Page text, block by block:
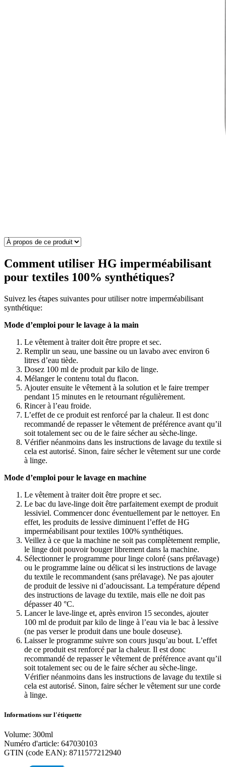
Comment utiliser HG imperméabilisant
pour textiles 100% synthétiques?
Suivez les étapes suivantes pour utiliser notre imperméabilisant
synthétique:
Mode d’emploi pour le lavage à la main
Le vêtement à traiter doit être propre et sec.
Remplir un seau, une bassine ou un lavabo avec environ 6
litres d’eau tiède.
Dosez 100 ml de produit par kilo de linge.
Mélanger le contenu total du flacon.
Ajouter ensuite le vêtement à la solution et le faire tremper
pendant 15 minutes en le retournant régulièrement.
Rincer à l’eau froide.
L’effet de ce produit est renforcé par la chaleur. Il est donc
recommandé de repasser le vêtement de préférence avant qu’il
soit totalement sec ou de le faire sécher au sèche-linge.
Vérifier néanmoins dans les instructions de lavage du textile si
cela est autorisé. Sinon, faire sécher le vêtement sur une corde
à linge.
Mode d’emploi pour le lavage en machine
Le vêtement à traiter doit être propre et sec.
Le bac du lave-linge doit être parfaitement exempt de produit
lessiviel. Commencer donc éventuellement par le nettoyer. En
effet, les produits de lessive diminuent l’effet de HG
imperméabilisant pour textiles 100% synthétiques.
Veillez à ce que la machine ne soit pas complètement remplie,
le linge doit pouvoir bouger librement dans la machine.
Sélectionner le programme pour linge coloré (sans prélavage)
ou le programme laine ou délicat si les instructions de lavage
du textile le recommandent (sans prélavage). Ne pas ajouter
de produit de lessive ni d’adoucissant. La température dépend
des instructions de lavage du textile, mais elle ne doit pas
dépasser 40 °C.
Lancer le lave-linge et, après environ 15 secondes, ajouter
100 ml de produit par kilo de linge à l’eau via le bac à lessive
(ne pas verser le produit dans une boule doseuse).
Laisser le programme suivre son cours jusqu’au bout. L’effet
de ce produit est renforcé par la chaleur. Il est donc
recommandé de repasser le vêtement de préférence avant qu’il
soit totalement sec ou de le faire sécher au sèche-linge.
Vérifier néanmoins dans les instructions de lavage du textile si
cela est autorisé. Sinon, faire sécher le vêtement sur une corde
à linge.
Informations sur l'étiquette
Volume: 300ml
Numéro d'article: 647030103
GTIN (code EAN): 8711577212940